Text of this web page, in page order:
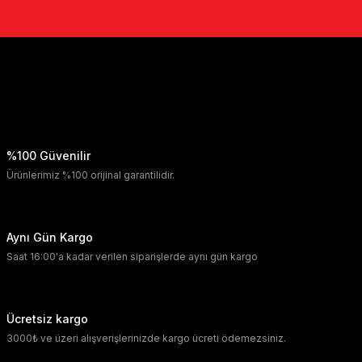
%100 Güvenilir
Ürünlerimiz %100 orijinal garantilidir.
Aynı Gün Kargo
Saat 16:00'a kadar verilen siparişlerde aynı gün kargo
Ücretsiz kargo
3000₺ ve üzeri alışverişlerinizde kargo ücreti ödemezsiniz.